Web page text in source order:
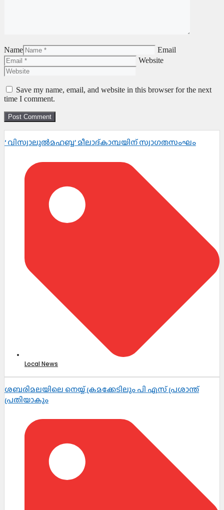
Name
Email
Website
Save my name, email, and website in this browser for the next
time I comment.
‘ വിസ്വാലുൽമഹബ്ബ’ മീലാദ്കാമ്പയിന് സ്വാഗതസംഘം
Local News
ശബരിമലയിലെ നെയ്യ് ക്രമക്കേടിലും പി എസ് പ്രശാന്ത്
പ്രതിയാകും